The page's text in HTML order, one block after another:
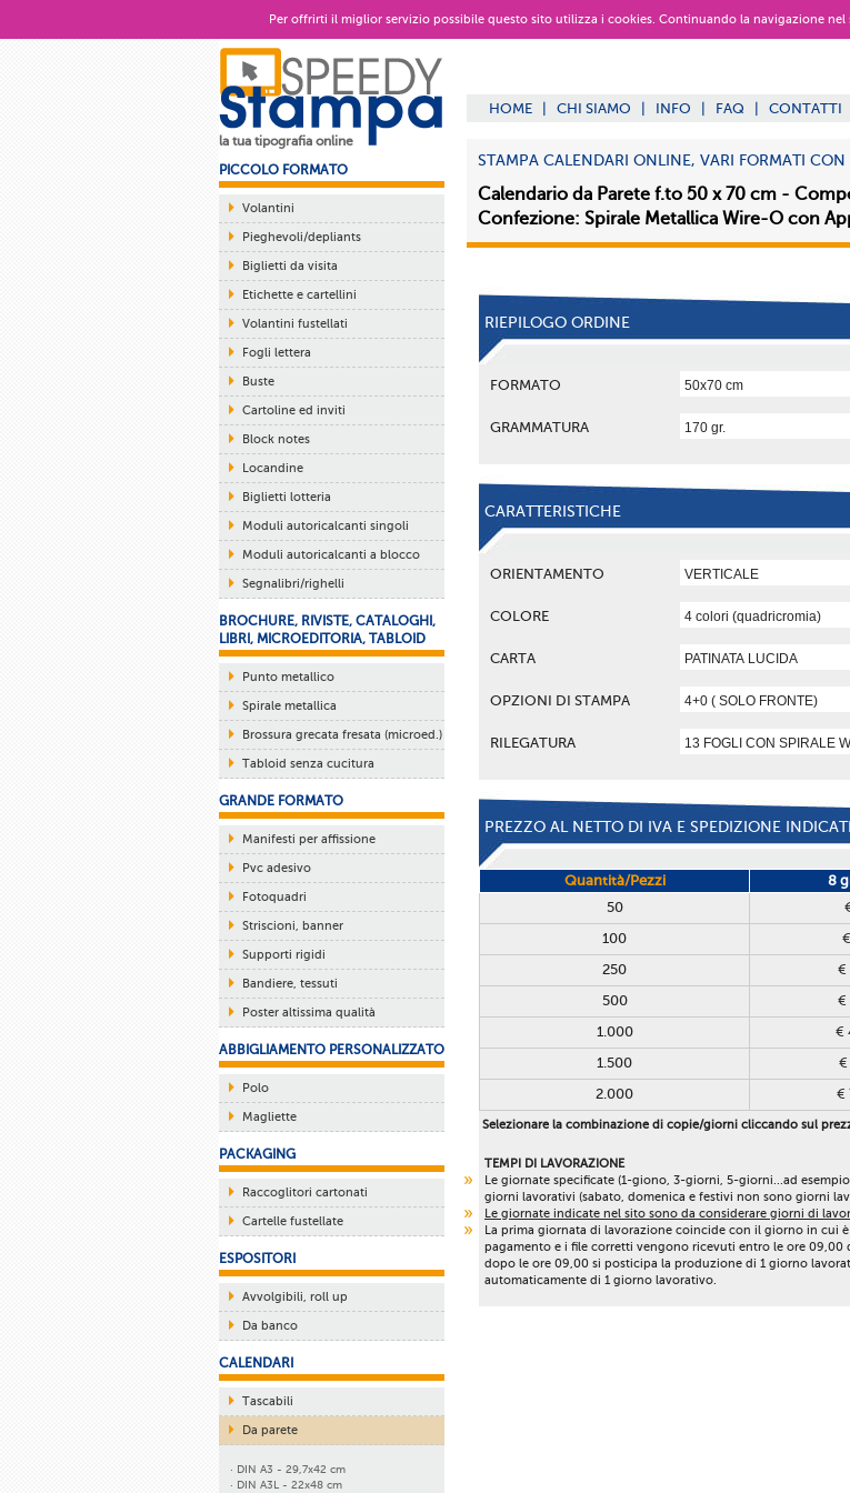
Per offrirti il miglior servizio possibile questo sito utilizza i cookies. Continuando la navigazione
la tua tipografia online
PICCOLO FORMATO
Volantini
Pieghevoli/depliants
Biglietti da visita
Etichette e cartellini
Volantini fustellati
Fogli lettera
Buste
Cartoline ed inviti
Block notes
Locandine
Biglietti lotteria
Moduli autoricalcanti singoli
Moduli autoricalcanti a blocco
Segnalibri/righelli
BROCHURE, RIVISTE, CATALOGHI,
LIBRI, MICROEDITORIA, TABLOID
Punto metallico
Spirale metallica
Brossura grecata fresata (microed.)
Tabloid senza cucitura
GRANDE FORMATO
Manifesti per affissione
Pvc adesivo
Fotoquadri
Striscioni, banner
Supporti rigidi
Bandiere, tessuti
Poster altissima qualità
ABBIGLIAMENTO PERSONALIZZATO
Polo
Magliette
PACKAGING
Raccoglitori cartonati
Cartelle fustellate
ESPOSITORI
Avvolgibili, roll up
Da banco
CALENDARI
Tascabili
Da parete
· DIN A3 - 29,7x42 cm
· DIN A3L - 22x48 cm
HOME CHI SIAMO INFO FAQ CONTATTI
STAMPA CALENDARI ONLINE, VARI FORMATI
Calendario da Parete f.to 50 x 70 cm -
Confezione: Spirale Metallica Wire-O con
RIEPILOGO ORDINE
FORMATO
GRAMMATURA
CARATTERISTICHE
ORIENTAMENTO
COLORE
CARTA
OPZIONI DI STAMPA
RILEGATURA
PREZZO AL NETTO DI IVA E SPEDIZIONE
Quantità/Pezzi
8
50
100
250 €
500 €
1.000 €
1.500 €
2.000 €
Selezionare la combinazione di copie/giorni cliccando sul
TEMPI DI LAVORAZIONE
Le giornate specificate (1-giono, 3-giorni, 5-giorni...ad
giorni lavorativi (sabato, domenica e festivi non sono giorni
Le giornate indicate nel sito sono da considerare giorni di
La prima giornata di lavorazione coincide con il giorno in cui
pagamento e i file corretti vengono ricevuti entro le ore 09,00
dopo le ore 09,00 si posticipa la produzione di 1 giorno
automaticamente di 1 giorno lavorativo.